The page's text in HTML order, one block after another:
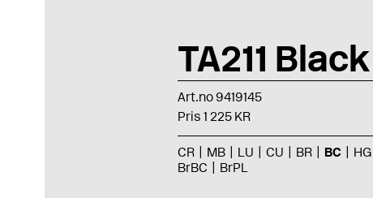
TA211
Art.no 9419145
Pris 1 225 KR
CR MB LU CU BR BC
HG
BrBC
BrPL